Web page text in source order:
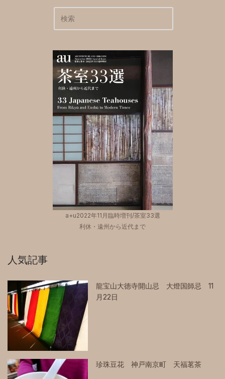
a+u2022年11月臨時増刊/茶室33選
利休・遠州から近代まで
人気記事
龍宝山大徳寺開山忌 大燈国師忌 11
月22日
珍珠豆花 神戸南京町 天福茗茶